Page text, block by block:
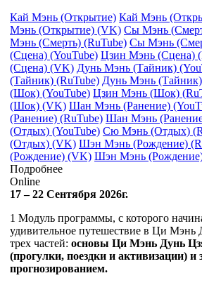
Кай Мэнь (Открытие) Кай Мэнь
Мэнь (Открытие) (VK) Сы Мэнь
Мэнь (Смерть) (RuTube) Сы Мэнь
(Сцена) (YouTube) Цзин Мэнь (Сцена)
(Сцена) (VK) Дунь Мэнь (Тайник)
(Тайник) (RuTube) Дунь Мэнь
(Шок) (YouTube) Цзин Мэнь (Шок)
(Шок) (VK) Шан Мэнь (Ранение)
(Ранение) (RuTube) Шан Мэнь
(Отдых) (YouTube) Сю Мэнь (Отдых)
(Отдых) (VK) Шэн Мэнь (Рождение)
(Рождение) (VK) Шэн Мэнь
Подробнее
Online
17 – 22 Сентября 2026г.
1 Модуль программы, с которого
удивительное путешествие в Ци Мэнь
трех частей: основы Ци Мэнь Дунь
(прогулки, поездки и активизации) и
прогнозированием.